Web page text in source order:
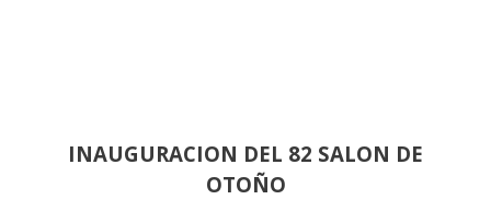
INAUGURACION DEL 82 SALON DE
OTOÑO